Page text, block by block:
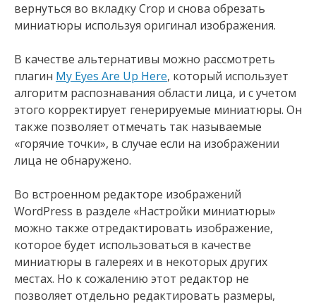
вернуться во вкладку Crop и снова обрезать
миниатюры используя оригинал изображения.
В качестве альтернативы можно рассмотреть
плагин My Eyes Are Up Here, который использует
алгоритм распознавания области лица, и с учетом
этого корректирует генерируемые миниатюры. Он
также позволяет отмечать так называемые
«горячие точки», в случае если на изображении
лица не обнаружено.
Во встроенном редакторе изображений
WordPress в разделе «Настройки миниатюры»
можно также отредактировать изображение,
которое будет использоваться в качестве
миниатюры в галереях и в некоторых других
местах. Но к сожалению этот редактор не
позволяет отдельно редактировать размеры,